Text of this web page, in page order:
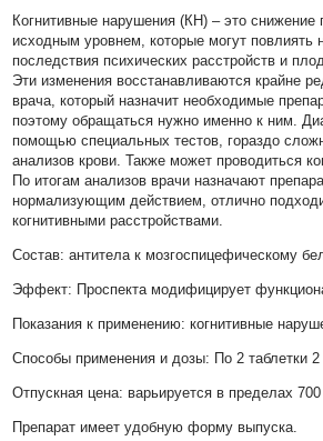
Когнитивные нарушения (КН) – это
исходным уровнем, которые могут
последствия психических расстройств и
Эти изменения восстанавливаются крайне
врача, который назначит необходимые
поэтому обращаться нужно именно к ним.
помощью специальных тестов, гораздо
анализов крови. Также может проводиться
По итогам анализов врачи назначают
нормализующим действием, отлично
когнитивными расстройствами.
Состав: антитела к мозгоспицефическому
Эффект: Проспекта модифицирует
Показания к применению: когнитивные
Способы применения и дозы: По 2 таблетки
Отпускная цена: варьируется в пределах
Препарат имеет удобную форму выпуска.